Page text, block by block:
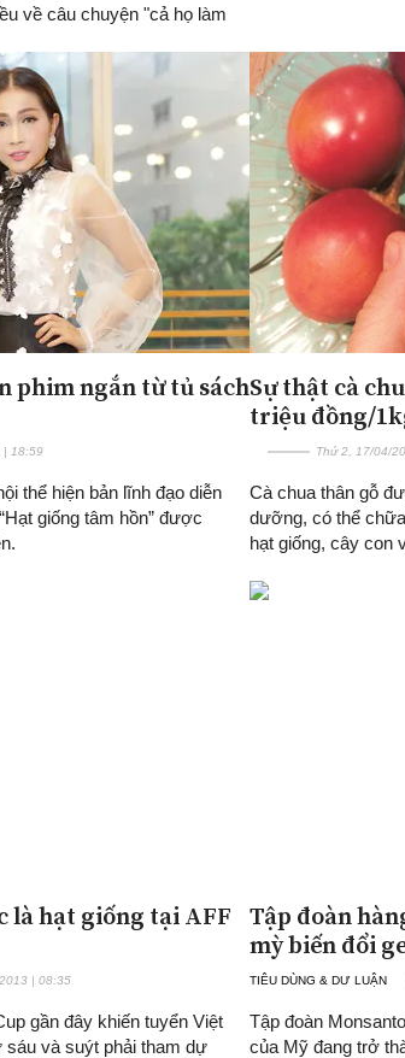
về câu chuyện "cả họ làm
phim ngắn từ tủ sách
| 18:59
thể hiện bản lĩnh đạo diễn
giống tâm hồn” được
Sự thật cà
triệu đồng/
Thứ 2, 17/04/
Cà chua thân gỗ
dưỡng, có thể
hạt giống, cây con
là hạt giống tại AFF
| 08:35
gần đây khiến tuyển Việt
và suýt phải tham dự
Tập đoàn
mỳ biến đổi
TIÊU DÙNG & DƯ LUẬN
Tập đoàn
của Mỹ đang trở